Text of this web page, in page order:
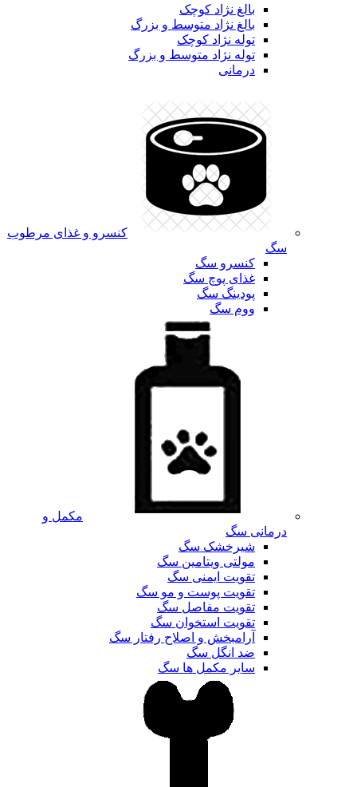
بالغ نژاد کوچک
بالغ نژاد متوسط و بزرگ
توله نژاد کوچک
توله نژاد متوسط و بزرگ
درمانی
کنسرو و غذای مرطوب
سگ
کنسرو سگ
غذای پوچ سگ
پودینگ سگ
ووم سگ
مکمل و
درمانی سگ
شیرخشک سگ
مولتی ویتامین سگ
تقویت ایمنی سگ
تقویت پوست و مو سگ
تقویت مفاصل سگ
تقویت استخوان سگ
آرامبخش و اصلاح رفتار سگ
ضد انگل سگ
سایر مکمل ها سگ